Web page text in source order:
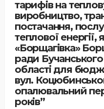
тарифів на
виробництво,
постачання,
теплової
«Борщагівка»
ради
області для
вул.
опалювальний
років”